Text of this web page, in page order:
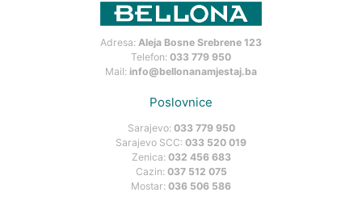
Adresa: Aleja Bosne Srebrene 123
Telefon: 033 779 950
Mail: info@bellonanamjestaj.ba
Poslovnice
Sarajevo: 033 779 950
Sarajevo SCC: 033 520 019
Zenica: 032 456 683
Cazin: 037 512 075
Mostar: 036 506 586